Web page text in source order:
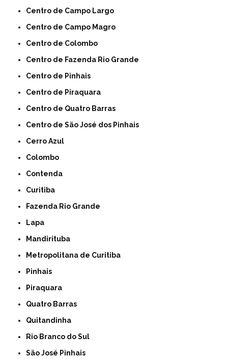
Centro de Campo Largo
Centro de Campo Magro
Centro de Colombo
Centro de Fazenda Rio Grande
Centro de Pinhais
Centro de Piraquara
Centro de Quatro Barras
Centro de São José dos Pinhais
Cerro Azul
Colombo
Contenda
Curitiba
Fazenda Rio Grande
Lapa
Mandirituba
Metropolitana de Curitiba
Pinhais
Piraquara
Quatro Barras
Quitandinha
Rio Branco do Sul
São José Pinhais